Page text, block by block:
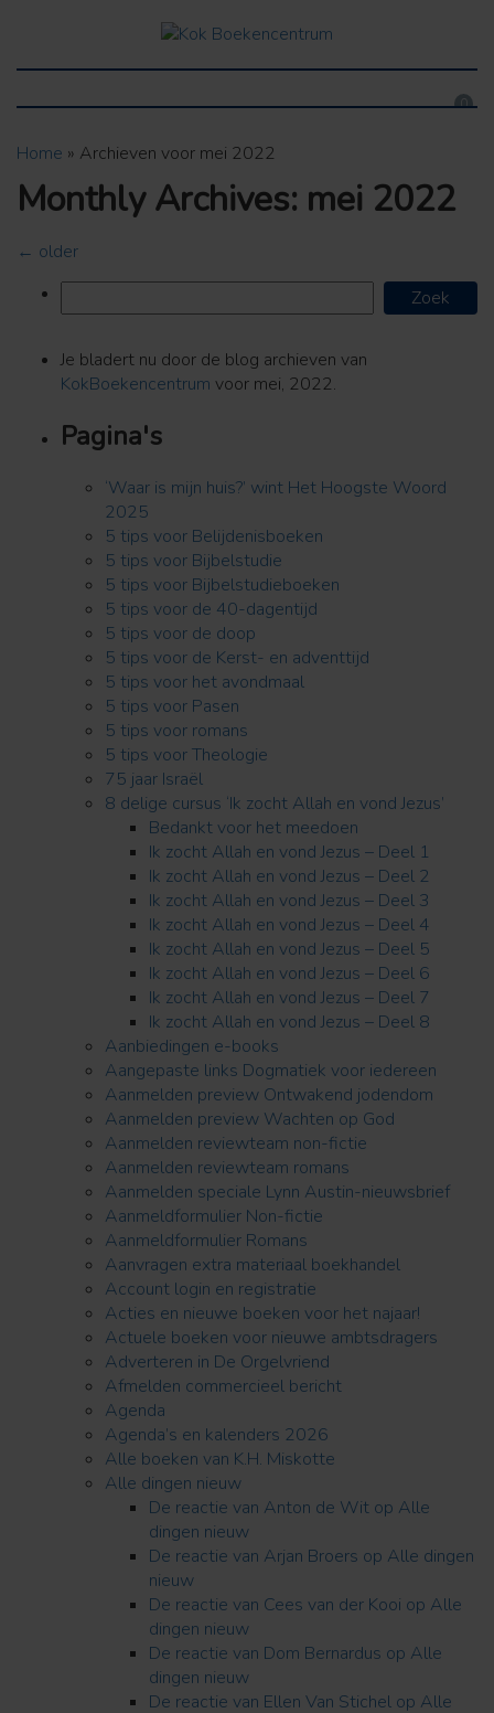
0
Home » Archieven voor mei 2022
Monthly Archives: mei 2022
← older
Je bladert nu door de blog archieven van
KokBoekencentrum voor mei, 2022.
Pagina's
‘Waar is mijn huis?’ wint Het Hoogste Woord
2025
5 tips voor Belijdenisboeken
5 tips voor Bijbelstudie
5 tips voor Bijbelstudieboeken
5 tips voor de 40-dagentijd
5 tips voor de doop
5 tips voor de Kerst- en adventtijd
5 tips voor het avondmaal
5 tips voor Pasen
5 tips voor romans
5 tips voor Theologie
75 jaar Israël
8 delige cursus ‘Ik zocht Allah en vond Jezus’
Bedankt voor het meedoen
Ik zocht Allah en vond Jezus – Deel 1
Ik zocht Allah en vond Jezus – Deel 2
Ik zocht Allah en vond Jezus – Deel 3
Ik zocht Allah en vond Jezus – Deel 4
Ik zocht Allah en vond Jezus – Deel 5
Ik zocht Allah en vond Jezus – Deel 6
Ik zocht Allah en vond Jezus – Deel 7
Ik zocht Allah en vond Jezus – Deel 8
Aanbiedingen e-books
Aangepaste links Dogmatiek voor iedereen
Aanmelden preview Ontwakend jodendom
Aanmelden preview Wachten op God
Aanmelden reviewteam non-fictie
Aanmelden reviewteam romans
Aanmelden speciale Lynn Austin-nieuwsbrief
Aanmeldformulier Non-fictie
Aanmeldformulier Romans
Aanvragen extra materiaal boekhandel
Account login en registratie
Acties en nieuwe boeken voor het najaar!
Actuele boeken voor nieuwe ambtsdragers
Adverteren in De Orgelvriend
Afmelden commercieel bericht
Agenda
Agenda’s en kalenders 2026
Alle boeken van K.H. Miskotte
Alle dingen nieuw
De reactie van Anton de Wit op Alle
dingen nieuw
De reactie van Arjan Broers op Alle dingen
nieuw
De reactie van Cees van der Kooi op Alle
dingen nieuw
De reactie van Dom Bernardus op Alle
dingen nieuw
De reactie van Ellen Van Stichel op Alle